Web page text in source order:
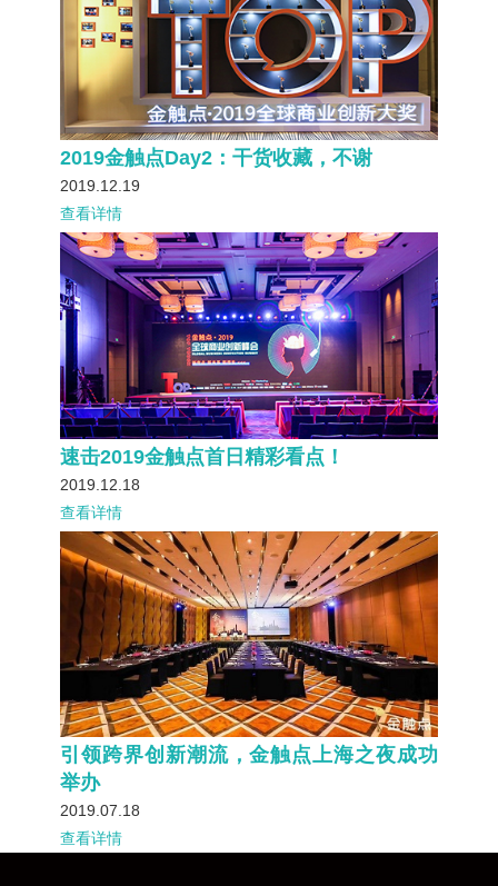
2019金触点Day2：干货收藏，不谢
2019.12.19
查看详情
速击2019金触点首日精彩看点！
2019.12.18
查看详情
引领跨界创新潮流，金触点上海之夜成功
举办
2019.07.18
查看详情